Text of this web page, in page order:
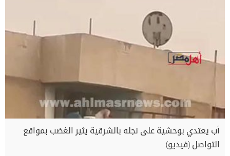
أب يعتدي بوحشية على نجله بالشرقية يثير الغضب بمواقع
التواصل (فيديو)